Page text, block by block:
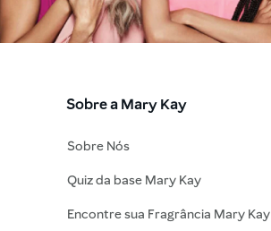
Sobre a Mary Kay
Sobre Nós
Quiz da base Mary Kay
Encontre sua Fragrância Mary Kay